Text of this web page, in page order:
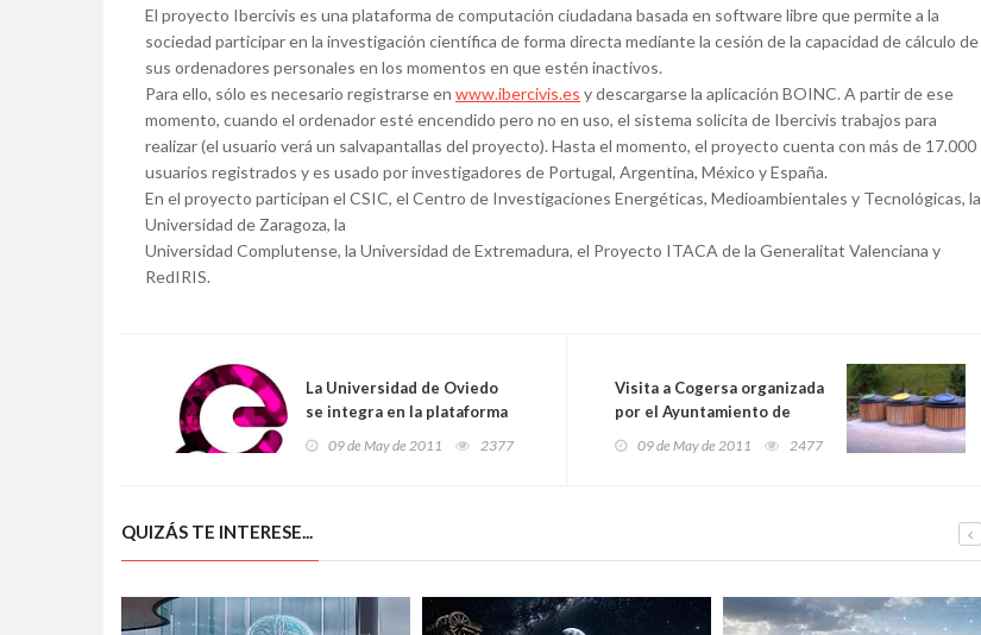
El proyecto Ibercivis es una plataforma de computación ciudadana basada en software libre que permite a la
sociedad participar en la investigación científica de forma directa mediante la cesión de la capacidad de cálculo de
sus ordenadores personales en los momentos en que estén inactivos.
Para ello, sólo es necesario registrarse en www.ibercivis.es y descargarse la aplicación BOINC. A partir de ese
momento, cuando el ordenador esté encendido pero no en uso, el sistema solicita de Ibercivis trabajos para
realizar (el usuario verá un salvapantallas del proyecto). Hasta el momento, el proyecto cuenta con más de 17.000
usuarios registrados y es usado por investigadores de Portugal, Argentina, México y España.
En el proyecto participan el CSIC, el Centro de Investigaciones Energéticas, Medioambientales y Tecnológicas, la
Universidad de Zaragoza, la
Universidad Complutense, la Universidad de Extremadura, el Proyecto ITACA de la Generalitat Valenciana y
RedIRIS.
La Universidad de Oviedo
se integra en la plataforma
digital Europeana
09 de May de 2011 2377
Visita a Cogersa organizada
por el Ayuntamiento de
SMRA
09 de May de 2011 2477
QUIZÁS TE INTERESE...